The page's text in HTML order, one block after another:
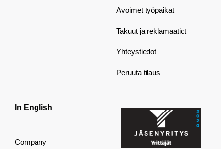
Avoimet työpaikat
Takuut ja reklamaatiot
Yhteystiedot
Peruuta tilaus
In English
Company